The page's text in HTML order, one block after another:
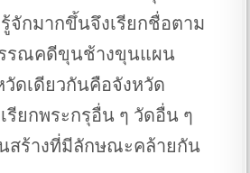
จักมากขึ้นจึงเรียกชื่อตาม
รรณคดีขุนช้างขุนแผน
วัดเดียวกันคือจังหวัด
ยกพระกรุอื่น ๆ วัดอื่น ๆ
สร้างที่มีลักษณะคล้ายกัน